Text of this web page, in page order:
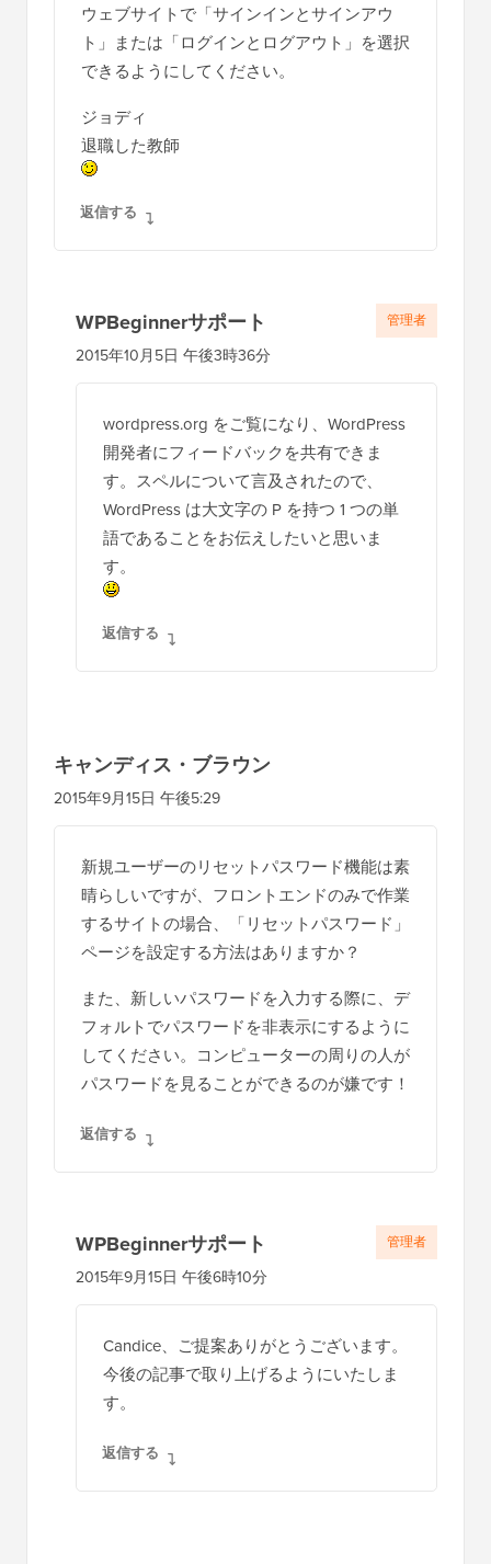
ウェブサイトで「サインインとサインアウ
ト」または「ログインとログアウト」を選択
できるようにしてください。
ジョディ
退職した教師
返信する
WPBeginnerサポート
2015年10月5日 午後3時36分
wordpress.org をご覧になり、WordPress
開発者にフィードバックを共有できま
す。スペルについて言及されたので、
WordPress は大文字の P を持つ 1 つの単
語であることをお伝えしたいと思いま
す。
返信する
管理者
キャンディス・ブラウン
2015年9月15日 午後5:29
新規ユーザーのリセットパスワード機能は素
晴らしいですが、フロントエンドのみで作業
するサイトの場合、「リセットパスワード」
ページを設定する方法はありますか？
また、新しいパスワードを入力する際に、デ
フォルトでパスワードを非表示にするように
してください。コンピューターの周りの人が
パスワードを見ることができるのが嫌です！
返信する
WPBeginnerサポート
2015年9月15日 午後6時10分
Candice、ご提案ありがとうございます。
今後の記事で取り上げるようにいたしま
す。
返信する
管理者